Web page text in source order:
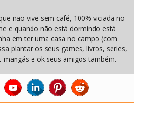
não vive sem café, 100% viciada no
e quando não está dormindo está
em ter uma casa no campo (com
plantar os seus games, livros, séries,
mangás e ok seus amigos também.